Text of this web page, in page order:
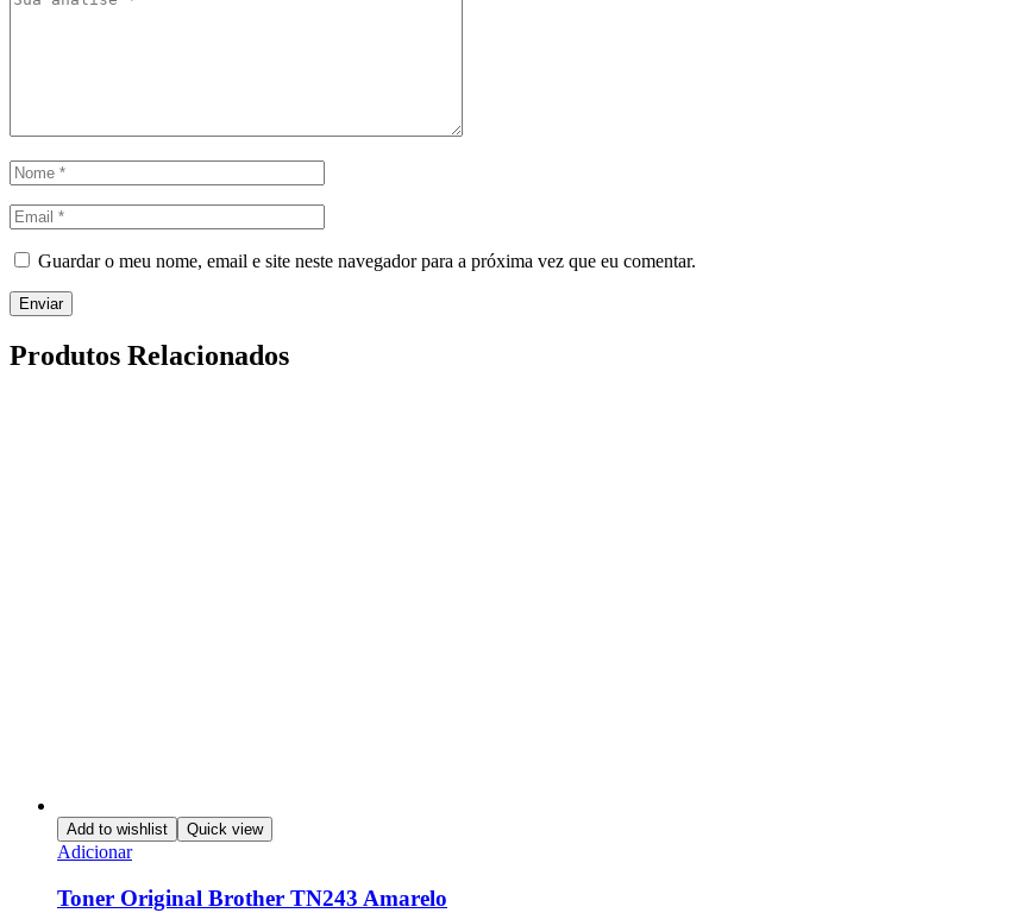
Guardar o meu nome, email e site neste navegador para a próxima vez que eu comentar.
Produtos Relacionados
Add to wishlist Quick view
Adicionar
Toner Original Brother TN243 Amarelo